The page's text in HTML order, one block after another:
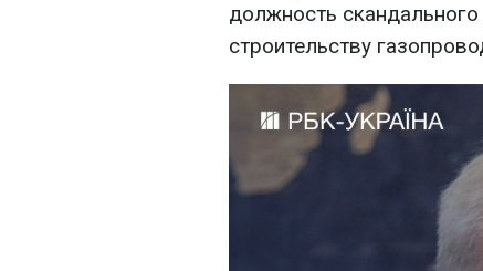
должность
строительству